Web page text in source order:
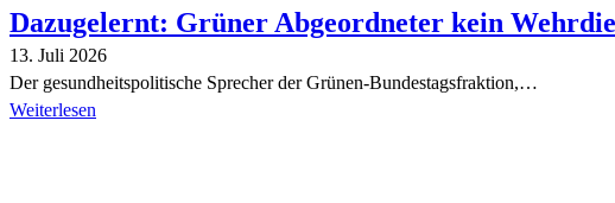
Dazugelernt: Grüner Abgeordneter kein
13. Juli 2026
Der gesundheitspolitische Sprecher der Grünen-Bundestagsfraktion,…
Weiterlesen